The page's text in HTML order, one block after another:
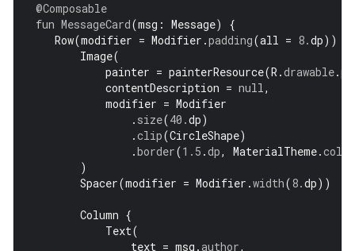
@Composable
fun MessageCard(msg : Message)
{
Row(modifier = Modifier .padding(all = 8.dp))
Image(
painter = painterResource(R .drawable.
contentDescription = null,
modifier = Modifier
. size(40.dp)
.clip(CircleShape)
.border(1.5 .dp, MaterialTheme.
)
Spacer(modifier = Modifier .width(8.dp))
Column {
Text(
text = msg .author,